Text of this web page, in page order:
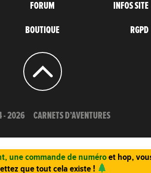
FORUM
BOUTIQUE
INFOS SITE
RGPD
- 2026 CARNETS D’AVENTURES
une commande de numéroet hop,
que tout cela existe !